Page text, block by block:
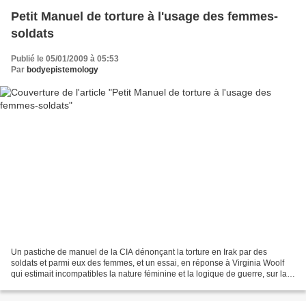
Petit Manuel de torture à l'usage des femmes-
soldats
Publié le 05/01/2009 à 05:53
Par bodyepistemology
Un pastiche de manuel de la CIA dénonçant la torture en Irak par des
soldats et parmi eux des femmes, et un essai, en réponse à Virginia Woolf
qui estimait incompatibles la nature féminine et la logique de guerre, sur la